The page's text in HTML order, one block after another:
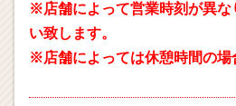
※店舗によって営業時刻が異な
い致します。
※店舗によっては休憩時間の場